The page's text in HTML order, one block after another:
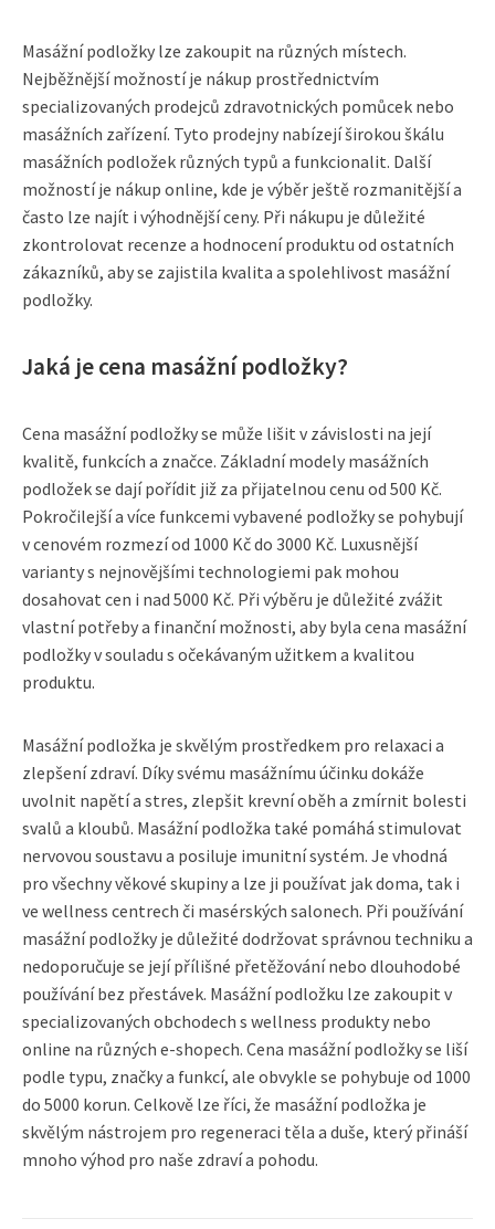
Masážní podložky lze zakoupit na různých místech.
Nejběžnější možností je nákup prostřednictvím
specializovaných prodejců zdravotnických pomůcek nebo
masážních zařízení. Tyto prodejny nabízejí širokou škálu
masážních podložek různých typů a funkcionalit. Další
možností je nákup online, kde je výběr ještě rozmanitější a
často lze najít i výhodnější ceny. Při nákupu je důležité
zkontrolovat recenze a hodnocení produktu od ostatních
zákazníků, aby se zajistila kvalita a spolehlivost masážní
podložky.
Jaká je cena masážní podložky?
Cena masážní podložky se může lišit v závislosti na její
kvalitě, funkcích a značce. Základní modely masážních
podložek se dají pořídit již za přijatelnou cenu od 500 Kč.
Pokročilejší a více funkcemi vybavené podložky se pohybují
v cenovém rozmezí od 1000 Kč do 3000 Kč. Luxusnější
varianty s nejnovějšími technologiemi pak mohou
dosahovat cen i nad 5000 Kč. Při výběru je důležité zvážit
vlastní potřeby a finanční možnosti, aby byla cena masážní
podložky v souladu s očekávaným užitkem a kvalitou
produktu.
Masážní podložka je skvělým prostředkem pro relaxaci a
zlepšení zdraví. Díky svému masážnímu účinku dokáže
uvolnit napětí a stres, zlepšit krevní oběh a zmírnit bolesti
svalů a kloubů. Masážní podložka také pomáhá stimulovat
nervovou soustavu a posiluje imunitní systém. Je vhodná
pro všechny věkové skupiny a lze ji používat jak doma, tak i
ve wellness centrech či masérských salonech. Při používání
masážní podložky je důležité dodržovat správnou techniku a
nedoporučuje se její přílišné přetěžování nebo dlouhodobé
používání bez přestávek. Masážní podložku lze zakoupit v
specializovaných obchodech s wellness produkty nebo
online na různých e-shopech. Cena masážní podložky se liší
podle typu, značky a funkcí, ale obvykle se pohybuje od 1000
do 5000 korun. Celkově lze říci, že masážní podložka je
skvělým nástrojem pro regeneraci těla a duše, který přináší
mnoho výhod pro naše zdraví a pohodu.